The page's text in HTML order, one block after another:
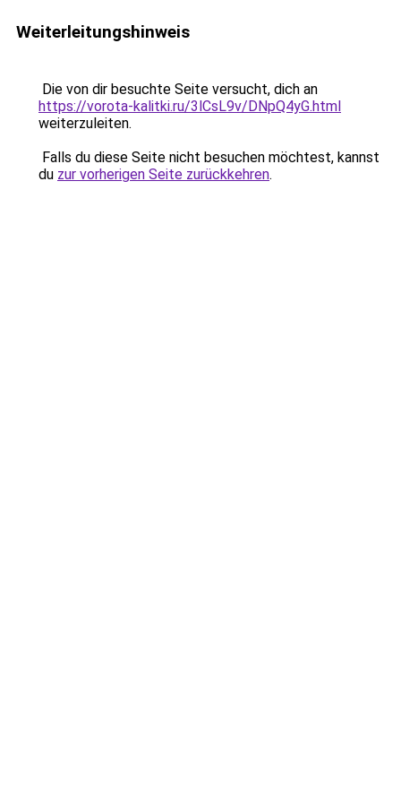
Weiterleitungshinweis
Die von dir besuchte Seite versucht, dich an
https://vorota-kalitki.ru/3lCsL9v/DNpQ4yG.html
weiterzuleiten.
Falls du diese Seite nicht besuchen möchtest, kannst
du zur vorherigen Seite zurückkehren.